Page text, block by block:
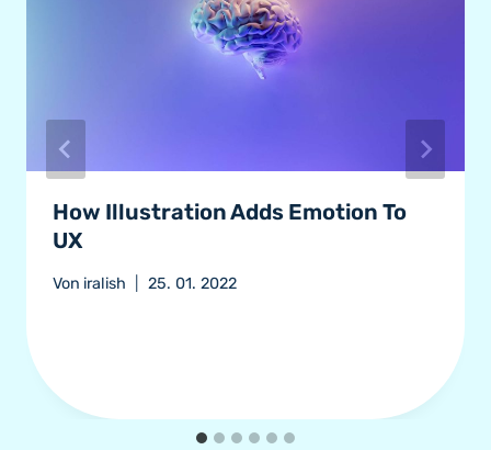
How Illustration Adds Emotion To
UX
Von iralish 25. 01. 2022